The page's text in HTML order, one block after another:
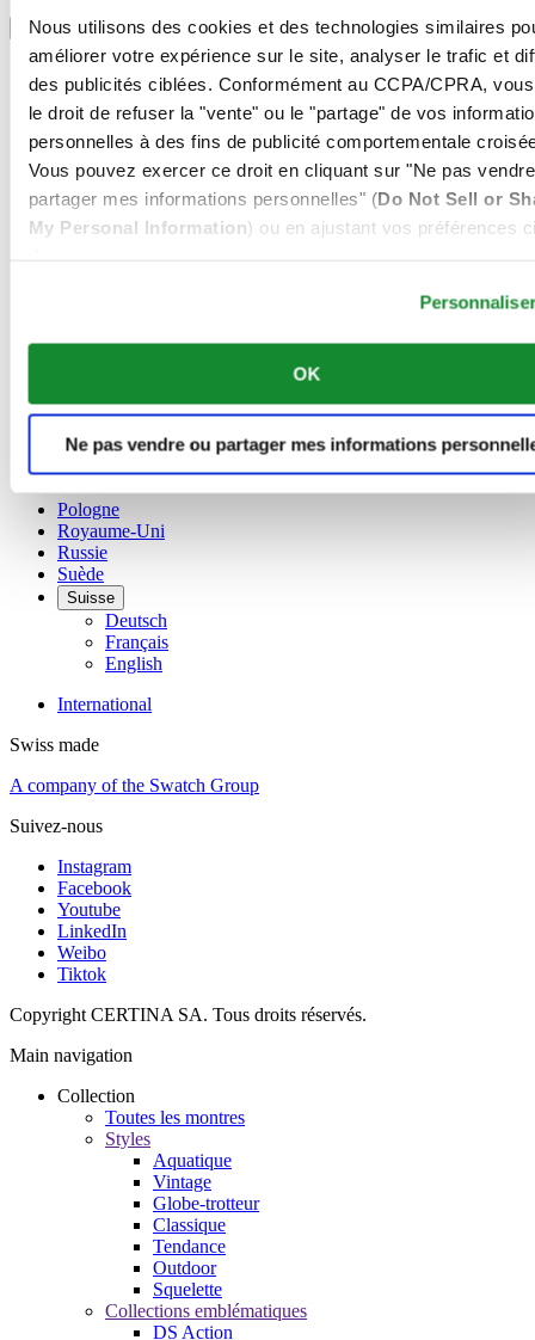
Nous utilisons des cookies et des technologies similaires
améliorer votre expérience sur le site, analyser le trafic et
des publicités ciblées. Conformément au CCPA/CPRA,
le droit de refuser la "vente" ou le "partage" de vos
personnelles à des fins de publicité comportementale
Vous pouvez exercer ce droit en cliquant sur "Ne pas
partager mes informations personnelles" (Do Not Sell or
My Personal Information) ou en ajustant vos préférences
OK
Ne pas vendre ou partager mes informations
Sélecteur de langue
Autriche
Belgique
Dutch
Chine
English
简体中文
English
Norvège
Pays-Bas
Pologne
Royaume-Uni
Russie
Suède
Suisse
Deutsch
Français
English
International
Swiss made
A company of the Swatch Group
Suivez-nous
Instagram
Facebook
Youtube
LinkedIn
Weibo
Tiktok
Copyright CERTINA SA. Tous droits réservés.
Main navigation
Collection
Toutes les montres
Styles
Aquatique
Vintage
Globe-trotteur
Classique
Tendance
Outdoor
Squelette
Collections emblématiques
DS Action